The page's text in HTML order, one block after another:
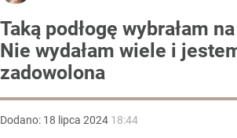
Taką podłogę wybrałam
Nie wydałam wiele i
zadowolona
Dodano: 18 lipca 2024 18:44